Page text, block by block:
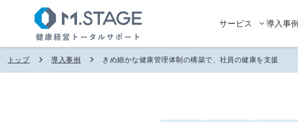
サービス 導入事例
トップ 導入事例 きめ細かな健康管理体制の構築で、社員の健康を支援